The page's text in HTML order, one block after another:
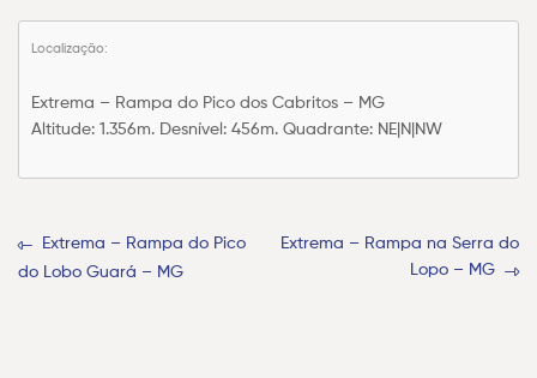
Localização:
Extrema – Rampa do Pico dos Cabritos – MG
Altitude: 1.356m. Desnível: 456m. Quadrante: NE|N|NW
Extrema – Rampa do Pico
do Lobo Guará – MG
Extrema – Rampa na Serra do
Lopo – MG